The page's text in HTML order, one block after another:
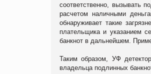
соответственно, вызывать
расчетом наличными
обнаруживает такие
плательщика и указанием
банкнот в дальнейшем.
Таким образом, УФ
владельца подлинных